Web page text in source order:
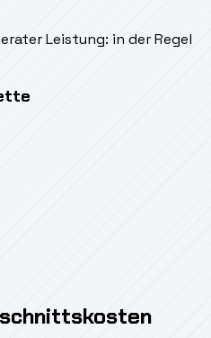
Leistung: in der Regel